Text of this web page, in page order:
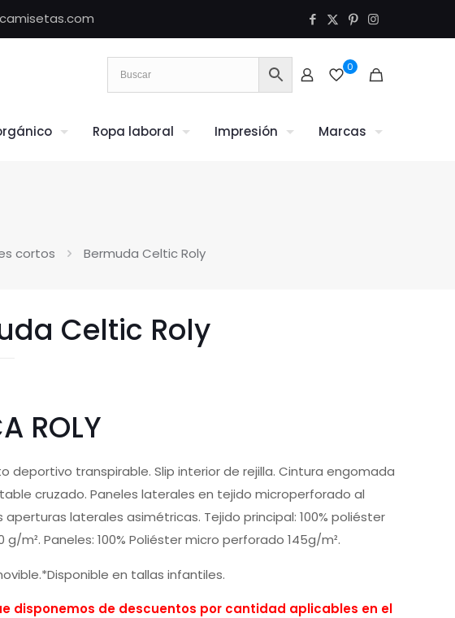
0
Ropa laboral Impresión Marcas
cortos Bermuda Celtic Roly
Celtic Roly
ROLY
deportivo transpirable. Slip interior de rejilla. Cintura engomada
cruzado. Paneles laterales en tejido microperforado al
aperturas laterales asimétricas. Tejido principal: 100% poliéster
g/m². Paneles: 100% Poliéster micro perforado 145g/m².
en tallas infantiles.
disponemos de descuentos por cantidad aplicables en el